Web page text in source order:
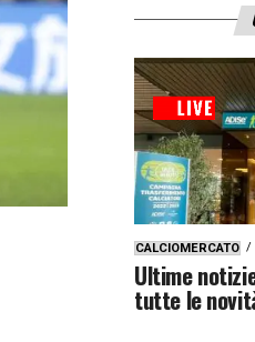
CALCIOMERCATO
Ultime
tutte le